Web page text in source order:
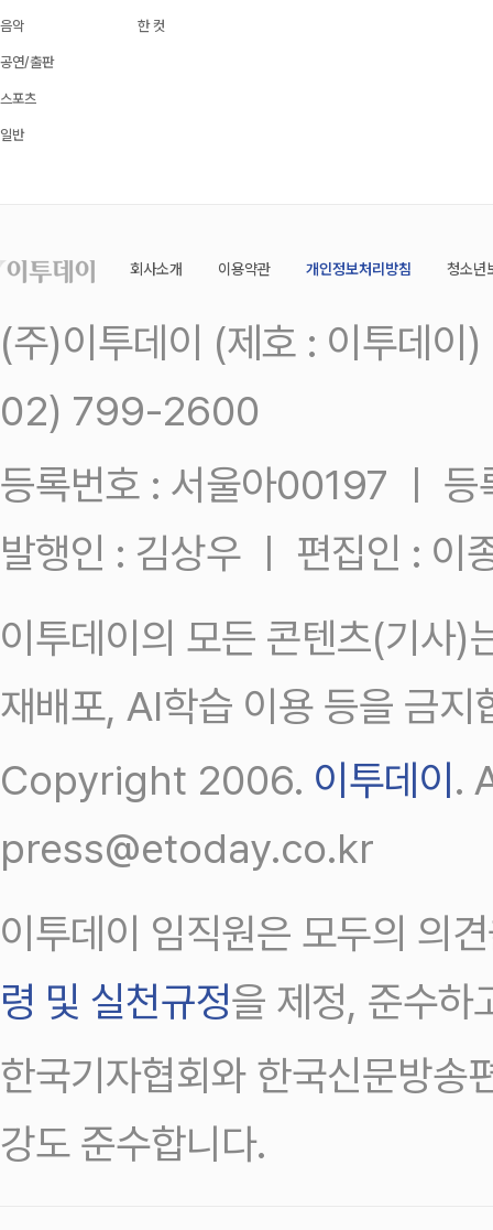
음악
공연/출판
스포츠
일반
한 컷
회사소개 이용약관 개인정보처리방침 청소년
(주)이투데이 (제호 : 이투데
02) 799-2600
등록번호 : 서울아00197 ㅣ
발행인 : 김상우 ㅣ 편집인 : 이
이투데이의 모든 콘텐츠(기사)
재배포, AI학습 이용 등을 금지
Copyright 2006. 이투데이 .
press@etoday.co.kr
이투데이 임직원은 모두의 의
령 및 실천규정을 제정, 준수하
한국기자협회와 한국신문방송
강도 준수합니다.